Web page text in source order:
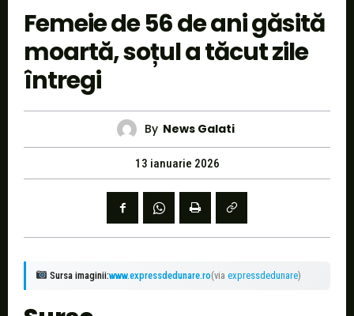
Femeie de 56 de ani găsită
moartă, soțul a tăcut zile
întregi
By News Galati
13 ianuarie 2026
Sursa imaginii:www.expressdedunare.ro(via expressdedunare)